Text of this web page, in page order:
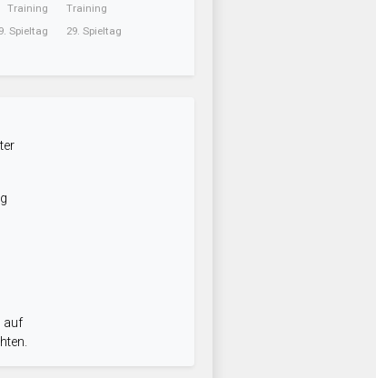
Training
Spieltag
Training
29. Spieltag
auf